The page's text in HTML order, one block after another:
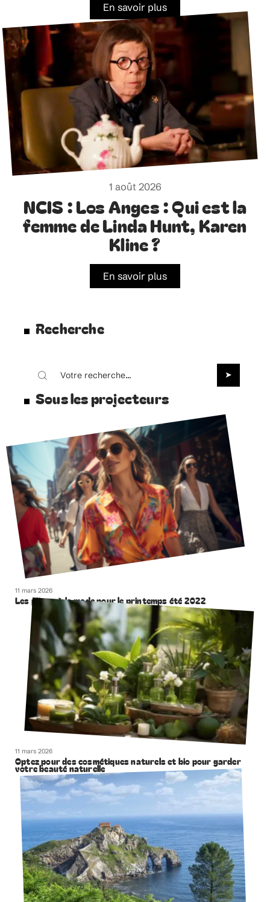
En savoir plus
1 août 2026
NCIS : Los Anges : Qui est la
femme de Linda Hunt, Karen
Kline ?
En savoir plus
Recherche
Sous les projecteurs
11 mars 2026
Les pièces à la mode pour le printemps été 2022
11 mars 2026
Optez pour des cosmétiques naturels et bio pour garder
votre beauté naturelle